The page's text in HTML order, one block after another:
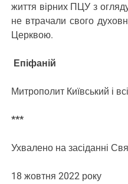
життя вірних ПЦУ з
не втрачали свого
Церквою.
Епіфаній
Митрополит Київський і
***
Ухвалено на засіданні
18 жовтня 2022 року